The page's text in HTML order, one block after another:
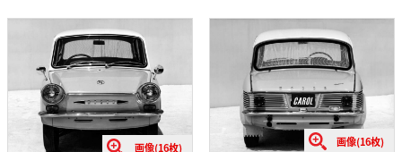
画像(16枚) 画像(16枚)